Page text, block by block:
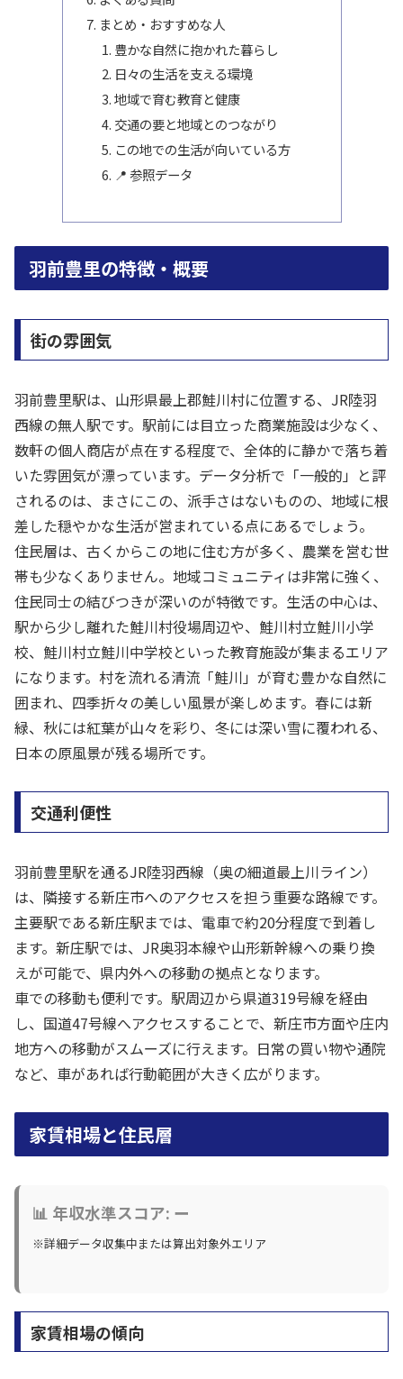
まとめ・おすすめな人
豊かな自然に抱かれた暮らし
日々の生活を支える環境
地域で育む教育と健康
交通の要と地域とのつながり
この地での生活が向いている方
📍 参照データ
羽前豊里の特徴・概要
街の雰囲気
羽前豊里駅は、山形県最上郡鮭川村に位置する、JR陸羽
西線の無人駅です。駅前には目立った商業施設は少なく、
数軒の個人商店が点在する程度で、全体的に静かで落ち着
いた雰囲気が漂っています。データ分析で「一般的」と評
されるのは、まさにこの、派手さはないものの、地域に根
差した穏やかな生活が営まれている点にあるでしょう。
住民層は、古くからこの地に住む方が多く、農業を営む世
帯も少なくありません。地域コミュニティは非常に強く、
住民同士の結びつきが深いのが特徴です。生活の中心は、
駅から少し離れた鮭川村役場周辺や、鮭川村立鮭川小学
校、鮭川村立鮭川中学校といった教育施設が集まるエリア
になります。村を流れる清流「鮭川」が育む豊かな自然に
囲まれ、四季折々の美しい風景が楽しめます。春には新
緑、秋には紅葉が山々を彩り、冬には深い雪に覆われる、
日本の原風景が残る場所です。
交通利便性
羽前豊里駅を通るJR陸羽西線（奥の細道最上川ライン）
は、隣接する新庄市へのアクセスを担う重要な路線です。
主要駅である新庄駅までは、電車で約20分程度で到着し
ます。新庄駅では、JR奥羽本線や山形新幹線への乗り換
えが可能で、県内外への移動の拠点となります。
車での移動も便利です。駅周辺から県道319号線を経由
し、国道47号線へアクセスすることで、新庄市方面や庄内
地方への移動がスムーズに行えます。日常の買い物や通院
など、車があれば行動範囲が大きく広がります。
家賃相場と住民層
📊 年収水準スコア: ー
※詳細データ収集中または算出対象外エリア
家賃相場の傾向